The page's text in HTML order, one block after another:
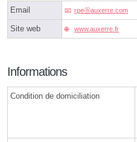
Email rpeⓐauxerre.com
Site web www.auxerre.fr
Informations
Condition de domiciliation